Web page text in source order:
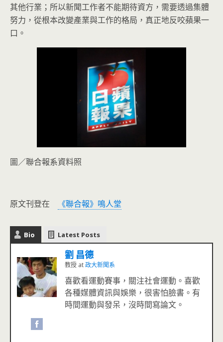
其他行業；所以新聞工作者不能期待資方，需要透過集體
努力，從根本改變產業與工作的格局，真正地反咬蘋果一
口。
圖／聯合報系資料照
原文刊登在 《聯合報》鳴人堂
Bio Latest Posts
劉 昌德
教授 at政大新聞系
喜歡看運動賽事，關注社會運動。喜歡
各種媒體資訊與娛樂，很害怕臉書。有
時間運動與發呆，沒時間寫論文。